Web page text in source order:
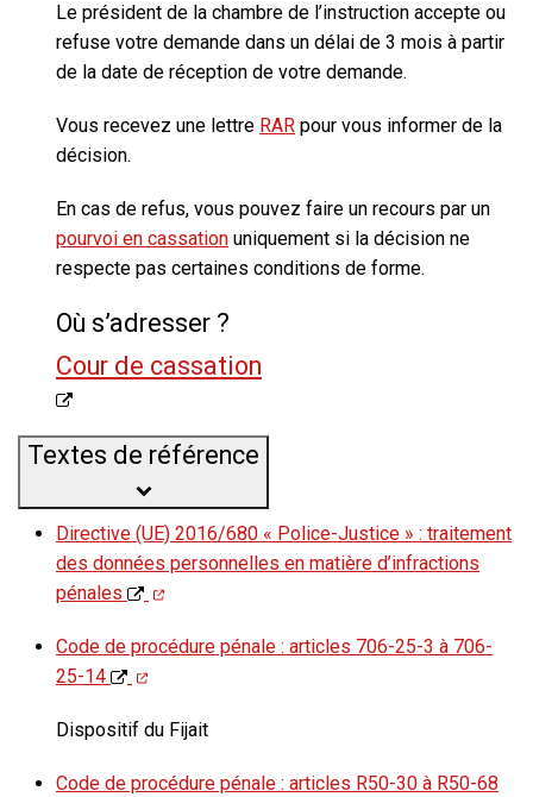
Le président de la chambre de l’instruction accepte ou
refuse votre demande dans un délai de 3 mois à partir
de la date de réception de votre demande.
Vous recevez une lettre RAR pour vous informer de la
décision.
En cas de refus, vous pouvez faire un recours par un
pourvoi en cassation uniquement si la décision ne
respecte pas certaines conditions de forme.
Où s’adresser ?
Cour de cassation
Textes de référence
Directive (UE) 2016/680 « Police-Justice » : traitement
des données personnelles en matière d’infractions
pénales
Code de procédure pénale : articles 706-25-3 à 706-
25-14
Dispositif du Fijait
Code de procédure pénale : articles R50-30 à R50-68